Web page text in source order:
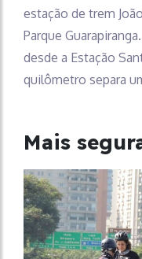
estação de trem
Parque
desde a Estação
quilômetro separa
Mais